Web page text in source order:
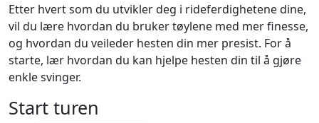
Etter hvert som du utvikler deg i rideferdighetene dine,
vil du lære hvordan du bruker tøylene med mer finesse,
og hvordan du veileder hesten din mer presist. For å
starte, lær hvordan du kan hjelpe hesten din til å gjøre
enkle svinger.
Start turen